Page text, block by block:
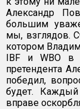
Александр
большим
мы, взглядов.
котором
IBF и WBO в
претендента
победил,
будет.
вправе